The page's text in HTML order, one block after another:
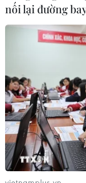
Phá đường
quốc gia trị
Theo tính toán, sau
tượng trong đường
ketamin lẫn trong
đường biển sang
nối lại đường